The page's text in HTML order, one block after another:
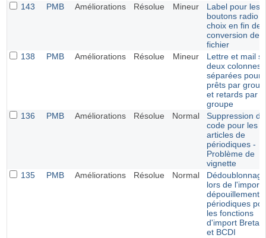
143
PMB Améliorations Résolue Mineur
Label pour les
boutons radio
choix en fin de
conversion de
fichier
138
PMB Améliorations Résolue Mineur
Lettre et mail
deux colonnes
séparées pour
prêts par
et retards par
groupe
136
PMB Améliorations Résolue Normal
Suppression du
code pour les
articles de
périodiques -
Problème de
vignette
135
PMB Améliorations Résolue Normal
Dédoublonnage
lors de l'import
dépouillements
périodiques
les fonctions
d'import
et BCDI